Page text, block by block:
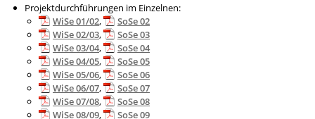
Projektdurchführungen im Einzelnen:
WiSe 01/02,
SoSe 02
WiSe 02/03,
SoSe 03
WiSe 03/04,
SoSe 04
WiSe 04/05,
SoSe 05
WiSe 05/06,
SoSe 06
WiSe 06/07,
SoSe 07
WiSe 07/08,
SoSe 08
WiSe 08/09,
SoSe 09